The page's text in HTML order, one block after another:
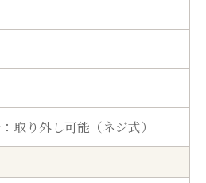
取り外し可能（ネジ式）